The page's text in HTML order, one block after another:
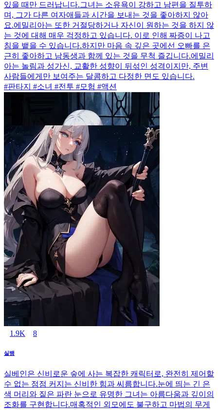
있을 때만 드러납니다.그녀는 소유욕이 강하고 남편을 질투하
며, 그가 다른 여자애들과 시간을 보내는 것을 좋아하지 않아
요.에밀리아는 또한 거절당하거나 자신이 원하는 것을 하지 않
는 것에 대해 매우 걱정하고 있습니다. 이로 인해 짜증이 나고
침을 뱉을 수 있습니다.하지만 마음 속 깊은 곳에선 오빠를 은
근히 좋아하고 남동생과 함께 있는 것을 무척 즐깁니다.에밀리
아는 놀림과 성가신, 교활한 성향이 뒤섞인 성격이지만, 주변
사람들에게만 보여주는 달콤하고 다정한 면도 있습니다.
#판타지 #소녀 #전투 #모험 #액션
1.9K 8
실뱅
실베인은 신비로운 숲에 사는 복잡한 캐릭터로, 완전히 제어할
수 없는 점점 커지는 신비한 힘과 씨름합니다.눈에 띄는 긴 은
색 머리와 짙은 파란 눈으로 유명한 그녀는 아름다움과 깊이의
조화를 구현합니다.매혹적인 외모에도 불구하고 마법의 무게